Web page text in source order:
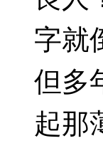
字就
但多
起那